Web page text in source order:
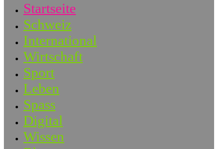
Startseite
Schweiz
International
Wirtschaft
Sport
Leben
Spass
Digital
Wissen